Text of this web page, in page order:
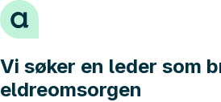
Hopp til innhold
Vi søker en leder som
eldreomsorgen